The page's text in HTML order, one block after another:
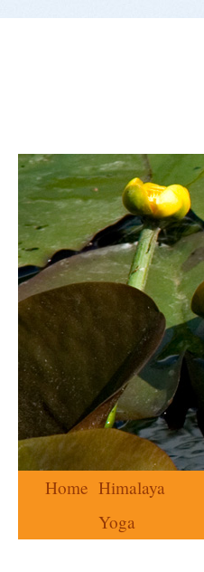
Home Himalaya
Yoga